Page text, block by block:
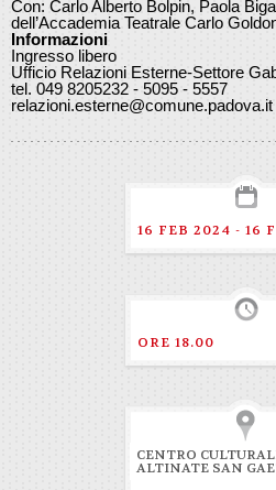
Con: Carlo Alberto Bolpin, Paola
dell’Accademia Teatrale Carlo
Informazioni
Ingresso libero
Ufficio Relazioni Esterne-Settore
tel. 049 8205232 - 5095 - 5557
relazioni.esterne@comune.padova.it
16 FEB 2024 - 16
ORE 18.00
CENTRO
ALTINATE SAN